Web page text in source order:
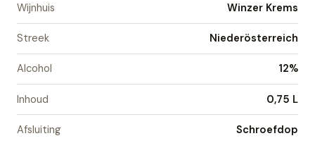
Wijnhuis Winzer Krems
Streek Niederösterreich
Alcohol 12%
Inhoud 0,75 L
Afsluiting Schroefdop